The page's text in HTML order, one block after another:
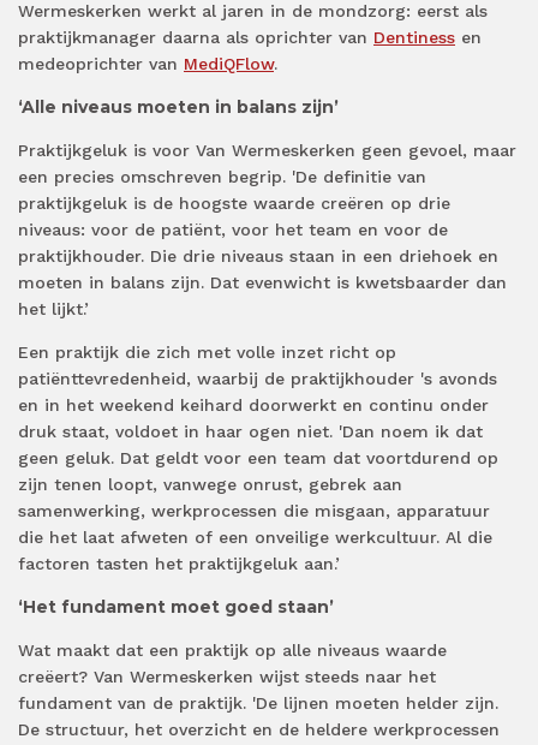
Wermeskerken werkt al jaren in de mondzorg: eerst als
praktijkmanager daarna als oprichter van Dentiness en
medeoprichter van MediQFlow.
‘Alle niveaus moeten in balans zijn’
Praktijkgeluk is voor Van Wermeskerken geen gevoel, maar
een precies omschreven begrip. 'De definitie van
praktijkgeluk is de hoogste waarde creëren op drie
niveaus: voor de patiënt, voor het team en voor de
praktijkhouder. Die drie niveaus staan in een driehoek en
moeten in balans zijn. Dat evenwicht is kwetsbaarder dan
het lijkt.’
Een praktijk die zich met volle inzet richt op
patiënttevredenheid, waarbij de praktijkhouder 's avonds
en in het weekend keihard doorwerkt en continu onder
druk staat, voldoet in haar ogen niet. 'Dan noem ik dat
geen geluk. Dat geldt voor een team dat voortdurend op
zijn tenen loopt, vanwege onrust, gebrek aan
samenwerking, werkprocessen die misgaan, apparatuur
die het laat afweten of een onveilige werkcultuur. Al die
factoren tasten het praktijkgeluk aan.’
‘Het fundament moet goed staan’
Wat maakt dat een praktijk op alle niveaus waarde
creëert? Van Wermeskerken wijst steeds naar het
fundament van de praktijk. 'De lijnen moeten helder zijn.
De structuur, het overzicht en de heldere werkprocessen